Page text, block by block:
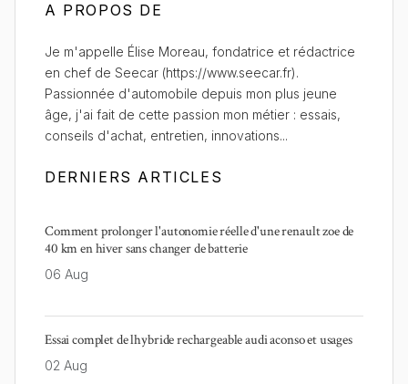
A PROPOS DE
Je m'appelle Élise Moreau, fondatrice et rédactrice
en chef de Seecar (https://www.seecar.fr).
Passionnée d'automobile depuis mon plus jeune
âge, j'ai fait de cette passion mon métier : essais,
conseils d'achat, entretien, innovations...
DERNIERS ARTICLES
Comment prolonger l'autonomie réelle d'une renault zoe de
40 km en hiver sans changer de batterie
06 Aug
Essai complet de lhybride rechargeable audi aconso et usages
02 Aug